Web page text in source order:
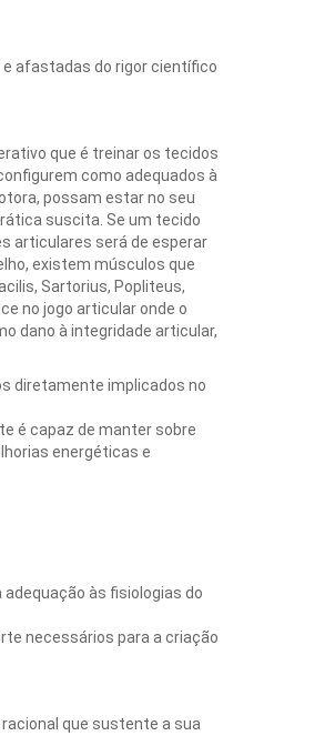
afastadas do rigor científico
que é treinar os tecidos
como adequados à
possam estar no seu
suscita. Se um tecido
articulares será de esperar
existem músculos que
Sartorius, Popliteus,
no jogo articular onde o
dano à integridade articular,
diretamente implicados no
é capaz de manter sobre
energéticas e
às fisiologias do
necessários para a criação
que sustente a sua